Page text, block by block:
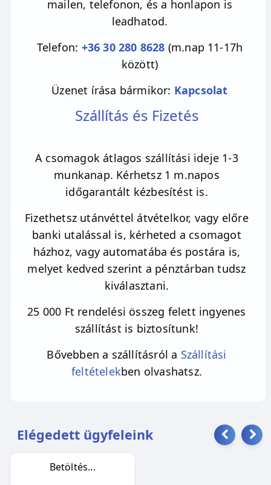
Használhatod haragod, félelmeid,
békéd beteljesítéséhez. Ez a gyönyörű kő
segít megbocsátani és felülírni a régi
mintákat, amelyek visszatartanak a
boldogság megélésétől. A rózsakvarc
szívcsakrán keresztül gyógyítja az
során finoman alakít át minden
önértékeléssel, magabiztossággal és
önelfogadással kapcsolatos negatív energiát.
Megtanít szeretni és elfogadni önmagad,
megbocsátani tökéletlenségeid és hibáid.
Rávilágít a benned rejlő szépségre és jóságra,
mely által szerető lelkeket vonzhatsz
magadhoz. A maga szelídségével tanítja meg
neked, hogy amíg magad nem tudod szeretni,
addig mást sem igazán. A rózsakvarc az anyai
energiákkal való kapcsolat köve is. Ősidők
fokozására, a terhesség időszakában pedig a
magzat védelmére. Felébreszti a benned
· ha női aspektusod szeretnéd erősíteni
mailen, telefonon, és a honlapon is
leadhatod.
Telefon: +36 30 280 8628 (m.nap 11-17h
között)
Üzenet írása bármikor: Kapcsolat
Szállítás és Fizetés
A csomagok átlagos szállítási ideje 1-3
munkanap. Kérhetsz 1 m.napos
időgarantált kézbesítést is.
Fizethetsz utánvéttel átvételkor, vagy előre
banki utalással is, kérheted a csomagot
házhoz, vagy automatába és postára is,
melyet kedved szerint a pénztárban tudsz
kiválasztani.
25 000 Ft rendelési összeg felett ingyenes
szállítást is biztosítunk!
Bővebben a szállításról a Szállítási
feltételekben olvashatsz.
Elégedett ügyfeleink
Betöltés...